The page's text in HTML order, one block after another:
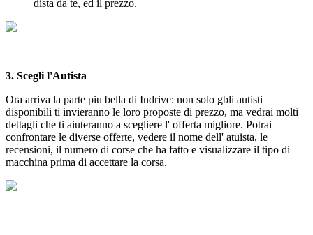
dista da te, ed il prezzo.
3. Scegli l'Autista
Ora arriva la parte piu bella di Indrive: non solo gbli autisti
disponibili ti invieranno le loro proposte di prezzo, ma vedrai molti
dettagli che ti aiuteranno a scegliere l' offerta migliore. Potrai
confrontare le diverse offerte, vedere il nome dell' atuista, le
recensioni, il numero di corse che ha fatto e visualizzare il tipo di
macchina prima di accettare la corsa.